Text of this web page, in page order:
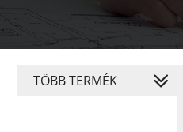
TÖBB TERMÉK